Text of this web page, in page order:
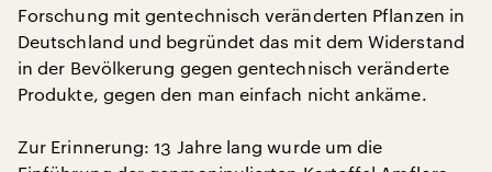
Forschung mit gentechnisch veränderten Pflanzen in
Deutschland und begründet das mit dem Widerstand
in der Bevölkerung gegen gentechnisch veränderte
Produkte, gegen den man einfach nicht ankäme.
Zur Erinnerung: 13 Jahre lang wurde um die